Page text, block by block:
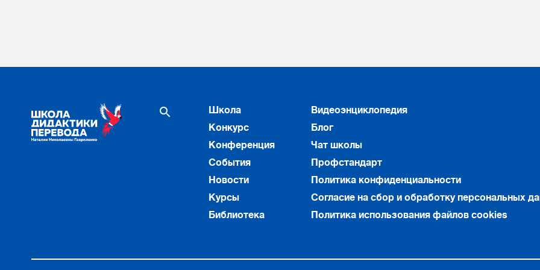
Школа
Конкурс
Конференция
События
Новости
Курсы
Библиотека
Видеоэнциклопедия
Блог
Чат школы
Профстандарт
Политика конфиденциальности
Согласие на сбор и обработку персональных
Политика использования файлов cookies